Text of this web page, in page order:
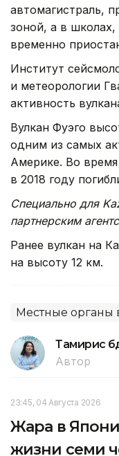
автомагистраль,
зоной, а в
временно
Институт
и метеорологии
активность
Вулкан Фуэго
одним из самых
Америке. Во
в 2018 году
Специально для
партнерским
Ранее вулкан на
на высоту 12 км.
Местные органы
Тамирис
Автор
23:45, 04 Августа 2026
Жара в
жизни семи